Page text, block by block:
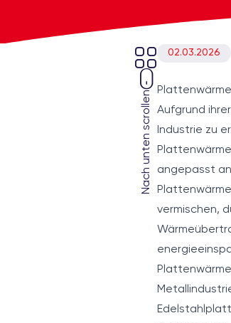
Nach unten scrollen
02.03.2026
Aufgrund
Industrie zu
angepasst
vermischen,